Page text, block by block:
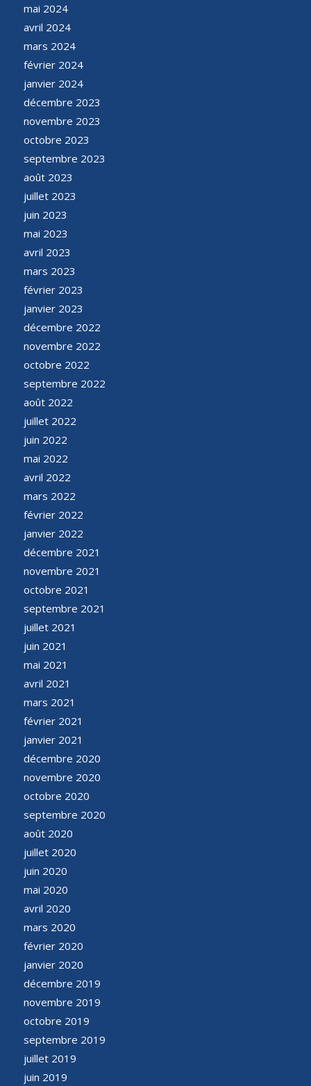
mai 2024
avril 2024
mars 2024
février 2024
janvier 2024
décembre 2023
novembre 2023
octobre 2023
septembre 2023
août 2023
juillet 2023
juin 2023
mai 2023
avril 2023
mars 2023
février 2023
janvier 2023
décembre 2022
novembre 2022
octobre 2022
septembre 2022
août 2022
juillet 2022
juin 2022
mai 2022
avril 2022
mars 2022
février 2022
janvier 2022
décembre 2021
novembre 2021
octobre 2021
septembre 2021
juillet 2021
juin 2021
mai 2021
avril 2021
mars 2021
février 2021
janvier 2021
décembre 2020
novembre 2020
octobre 2020
septembre 2020
août 2020
juillet 2020
juin 2020
mai 2020
avril 2020
mars 2020
février 2020
janvier 2020
décembre 2019
novembre 2019
octobre 2019
septembre 2019
juillet 2019
juin 2019